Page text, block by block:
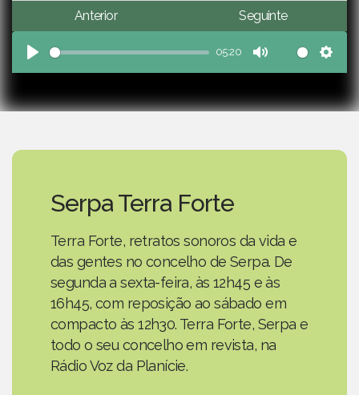
Anterior Seguinte
Play
05:20
Mute
Serpa Terra Forte
Terra Forte, retratos sonoros da vida e
das gentes no concelho de Serpa. De
segunda a sexta-feira, às 12h45 e às
16h45, com reposição ao sábado em
compacto às 12h30. Terra Forte, Serpa e
todo o seu concelho em revista, na
Rádio Voz da Planície.